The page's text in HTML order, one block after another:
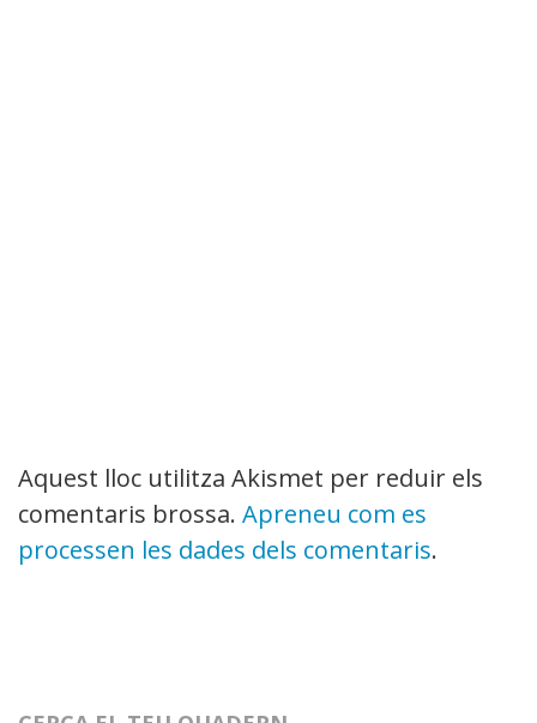
Aquest lloc utilitza Akismet per reduir els
comentaris brossa. Apreneu com es
processen les dades dels comentaris.